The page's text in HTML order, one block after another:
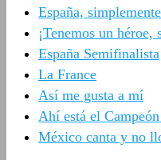
España,
¡Tenemos un héroe,
España Semifinalista
La France
Así me gusta a mí
Ahí está el
México canta y no